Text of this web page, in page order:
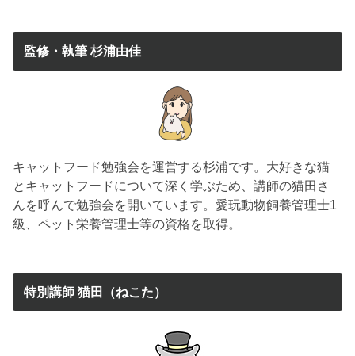
監修・執筆 杉浦由佳
キャットフード勉強会を運営する杉浦です。大好きな猫
とキャットフードについて深く学ぶため、講師の猫田さ
んを呼んで勉強会を開いています。愛玩動物飼養管理士1
級、ペット栄養管理士等の資格を取得。
特別講師 猫田（ねこた）